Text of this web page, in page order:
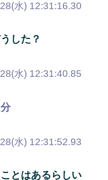
水) 12:31:16.30
した？
水) 12:31:40.85
水) 12:31:52.93
とはあるらしい